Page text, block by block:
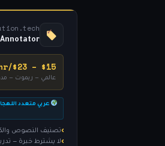
Annotator
$15 – $23/hr
عالمي — ريموت —
عربي متعدد
تصنيف النصوص
لا يشترط خبرة —